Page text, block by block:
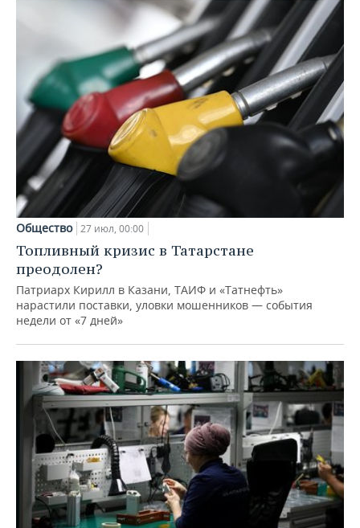
Общество 27 июл, 00:00
Топливный кризис в Татарстане
преодолен?
Патриарх Кирилл в Казани, ТАИФ и «Татнефть»
нарастили поставки, уловки мошенников — события
недели от «7 дней»